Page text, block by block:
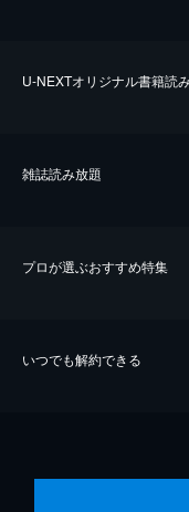
U-NEXTオリジナル書籍読
雑誌読み放題
プロが選ぶおすすめ特集
いつでも解約できる